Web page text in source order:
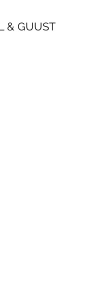
& GUUST